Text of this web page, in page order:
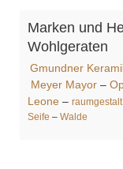
Marken und
Wohlgeraten
Gmundner
Meyer Mayor –
Leone – raumgestalt
Seife – Walde